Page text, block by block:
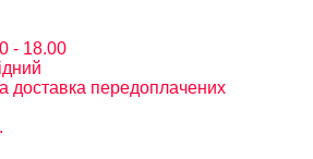
- 18.00
доставка передоплачених